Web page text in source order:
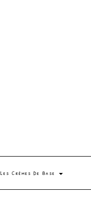
Les Crèmes De Base